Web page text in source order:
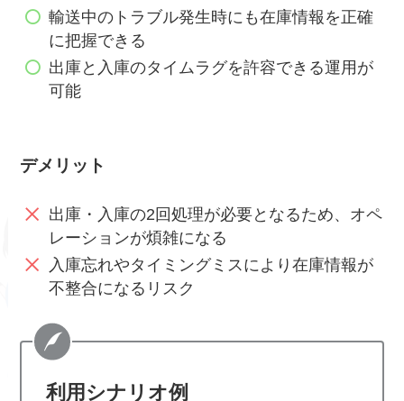
輸送中のトラブル発生時にも在庫情報を正確
に把握できる
出庫と入庫のタイムラグを許容できる運用が
可能
デメリット
出庫・入庫の2回処理が必要となるため、オペ
レーションが煩雑になる
入庫忘れやタイミングミスにより在庫情報が
不整合になるリスク
利用シナリオ例